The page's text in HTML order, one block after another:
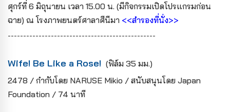
ศุกร์ที่ 6 มิถุนายน เวลา 15.00 น. (มีกิจกรรมเปิดโปรแกรมก่อน
ฉาย) ณโรงภาพยนตร์ศาลาศีนีมา <<สำรองที่นั่ง>>
------------------------------------------------
Wife! Be Like a Rose! (ฟิล์ม 35 มม.)
2478 / กำกับโดย NARUSE Mikio / สนับสนุนโดย Japan
Foundation / 74 นาที